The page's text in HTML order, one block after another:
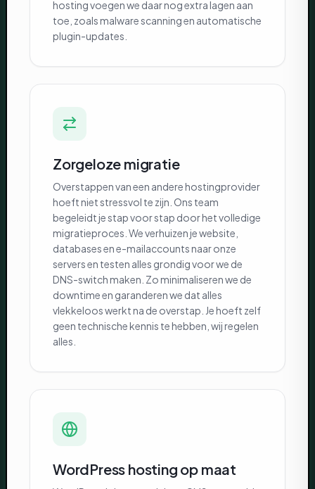
hosting voegen we daar nog extra lagen aan
toe, zoals malware scanning en automatische
plugin-updates.
Zorgeloze migratie
Overstappen van een andere hostingprovider
hoeft niet stressvol te zijn. Ons team
begeleidt je stap voor stap door het volledige
migratieproces. We verhuizen je website,
databases en e-mailaccounts naar onze
servers en testen alles grondig voor we de
DNS-switch maken. Zo minimaliseren we de
downtime en garanderen we dat alles
vlekkeloos werkt na de overstap. Je hoeft zelf
geen technische kennis te hebben, wij regelen
alles.
WordPress hosting op maat